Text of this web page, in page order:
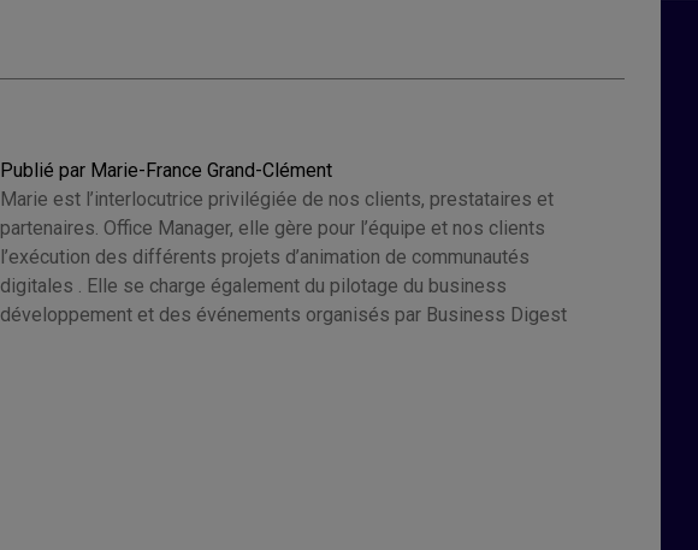
Publié par Marie-France Grand-Clément
Marie est l’interlocutrice privilégiée de nos clients, prestataires et
partenaires. Office Manager, elle gère pour l’équipe et nos clients
l’exécution des différents projets d’animation de communautés
digitales . Elle se charge également du pilotage du business
développement et des événements organisés par Business Digest